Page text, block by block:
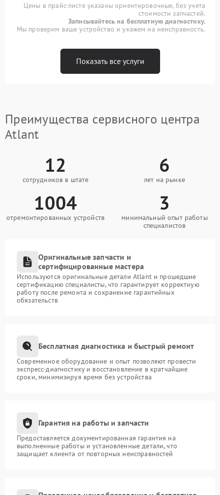
Цены в прайс-листе указаны ориентировочные, без учета
стоимости запчастей.
Записывайтесь на бесплатную диагностику.
Мы проверим ваше устройство и укажем на неисправность.
Показать все услуги
Преимущества сервисного центра
Atlant
12
сотрудников в штате
6
лет на рынке
1004
отремонтированных устройств
3
минимальный опыт работы
специалистов
Оригинальные запчасти и
сертифицированные мастера
Используются оригинальные детали Atlant и прошедшие
сертификацию специалисты, что гарантирует корректную
работу после ремонта и сохранение гарантийных
обязательств
Бесплатная диагностика и быстрый ремонт
Современное оборудование и опыт позволяют провести
экспресс-диагностику и восстановление в кратчайшие
сроки, минимизируя время без устройства
Гарантия на работы и запчасти
Предоставляется документированная гарантия на
выполненные работы и установленные детали, что
защищает клиента от повторных неисправностей